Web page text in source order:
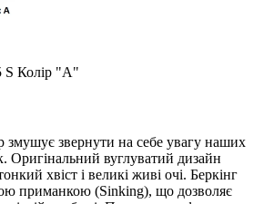
S Колір "A"
змушує звернути на себе увагу наших
Оригінальний вуглуватий дизайн
хвіст і великі живі очі. Беркінг
приманкою (Sinking), що дозволяє